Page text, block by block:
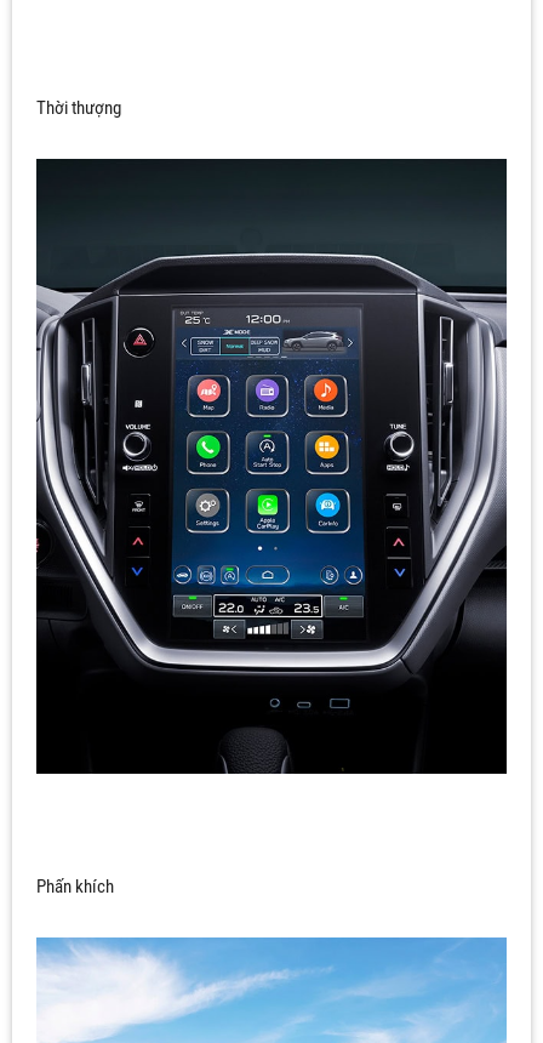
Thời thượng
Phấn khích